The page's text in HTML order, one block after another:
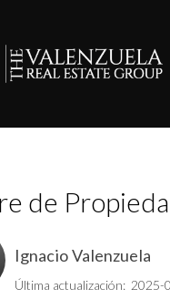
de
Ignacio Valenzuela
Última actualización: 2025-